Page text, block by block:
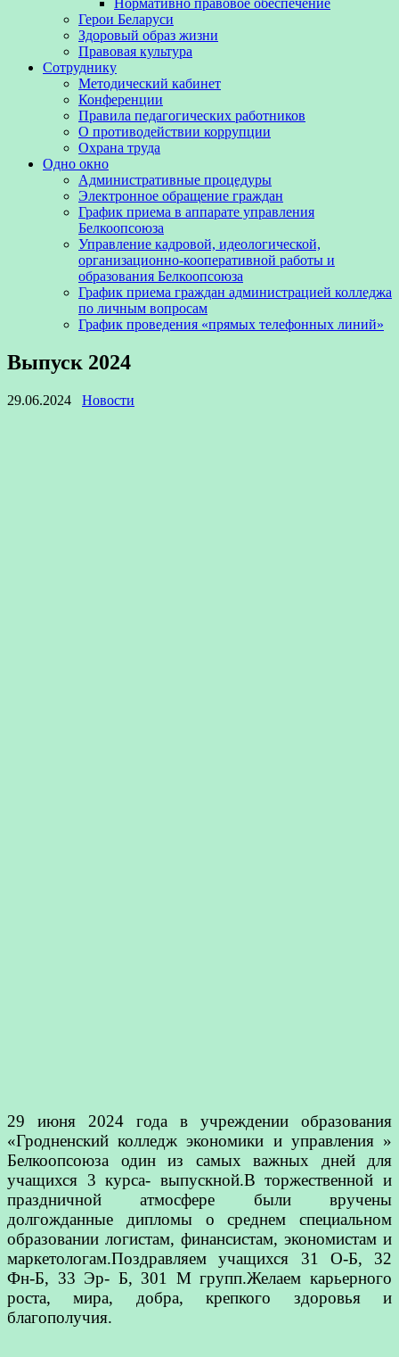
Нормативно правовое обеспечение
Герои Беларуси
Здоровый образ жизни
Правовая культура
Сотруднику
Методический кабинет
Конференции
Правила педагогических работников
О противодействии коррупции
Охрана труда
Одно окно
Административные процедуры
Электронное обращение граждан
График приема в аппарате управления
Белкоопсоюза
Управление кадровой, идеологической,
организационно-кооперативной работы и
образования Белкоопсоюза
График приема граждан администрацией колледжа
по личным вопросам
График проведения «прямых телефонных линий»
Выпуск 2024
29.06.2024 Новости
29 июня 2024 года в учреждении образования
«Гродненский колледж экономики и управления »
Белкоопсоюза один из самых важных дней для
учащихся 3 курса- выпускной.В торжественной и
праздничной атмосфере были вручены
долгожданные дипломы о среднем специальном
образовании логистам, финансистам, экономистам и
маркетологам.Поздравляем учащихся 31 О-Б, 32
Фн-Б, 33 Эр- Б, 301 М групп.Желаем карьерного
роста, мира, добра, крепкого здоровья и
благополучия.